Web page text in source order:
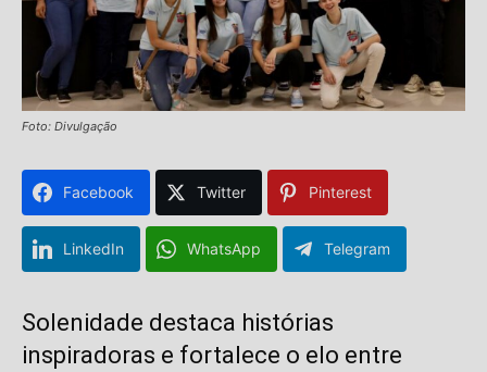
Foto: Divulgação
Facebook Twitter Pinterest
LinkedIn WhatsApp Telegram
Solenidade destaca histórias
inspiradoras e fortalece o elo entre